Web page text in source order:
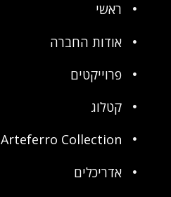
ראשי
אודות החברה
פרוייקטים
קטלוג
Arteferro Collection
אדריכלים